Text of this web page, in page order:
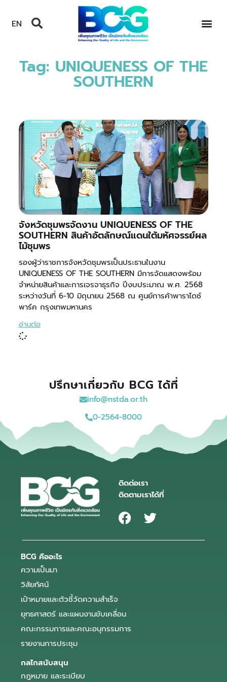
EN
Tag: UNIQUENESS OF THE
SOUTHERN
จังหวัดชุมพรจัดงาน UNIQUENESS OF THE
SOUTHERN สินค้าอัตลักษณ์แดนใต้มหัศจรรย์ผล
ไม้ชุมพร
รองผู้ว่าราชการจังหวัดชุมพรเป็นประธานในงาน
UNIQUENESS OF THE SOUTHERN มีการจัดแสดงพร้อม
จําหน่ายสินค้าและการเจรจาธุรกิจ ปีงบประมาณ พ.ศ. 2568
ระหว่างวันที่ 6-10 มิถุนายน 2568 ณ ศูนย์การค้าพาราไดซ์
พาร์ค กรุงเทพมหานคร
อ่านต่อ
ปรึกษาเกี่ยวกับ BCG ได้ที่
info@nstda.or.th
0-2564-8000
ติดต่อเรา
ติดตามเราได้ที่
BCG คืออะไร
ความเป็นมา
วิสัยทัศน์
เป้าหมายและตัวชี้วัดความสำเร็จ
ยุทธศาสตร์ และแผนงานขับเคลื่อน
คณะกรรมการและคณะอนุกรรมการ
รายงานการประชุม
กลไกสนับสนุน
กฎหมาย และระเบียบ